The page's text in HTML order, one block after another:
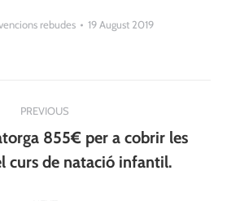
rebudes 19 August 2019
PREVIOUS
Previous
post:
855€ per a cobrir les
curs de natació infantil.